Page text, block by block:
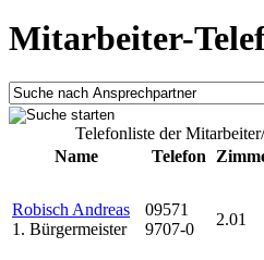
Mitarbeiter-
Telefonliste der
Name
Telefon
Robisch Andreas
1. Bürgermeister
09571
9707-0
2.01